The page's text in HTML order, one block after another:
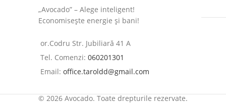
„Avocado” – Alege inteligent!
Economisește energie și bani!
or.Codru Str. Jubiliară 41 A
Tel. Comenzi: 060201301
Email: office.taroldd@gmail.com
© 2026 Avocado. Toate drepturile rezervate.